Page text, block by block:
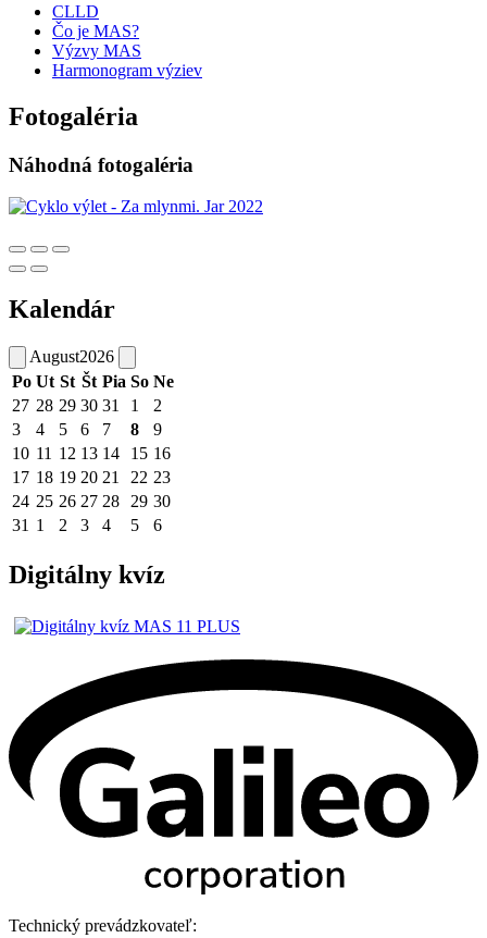
CLLD
Čo je MAS?
Výzvy MAS
Harmonogram výziev
Fotogaléria
Náhodná fotogaléria
Kalendár
August2026
Po Ut St Št Pia So Ne
27 28 29 30 31 1
2
3
4 5 6 7 8
9
10 11 12 13 14 15 16
17 18 19 20 21 22 23
24 25 26 27 28 29 30
31 1 2 3 4 5 6
Digitálny kvíz
Technický prevádzkovateľ: